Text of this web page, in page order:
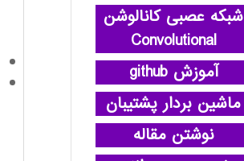
شبکه عصبی کانالوشن
Convolutional
آموزش github
ماشین بردار پشتیبان
نوشتن مقاله